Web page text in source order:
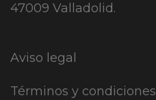
47009 Valladolid.
Aviso legal
Términos y condiciones